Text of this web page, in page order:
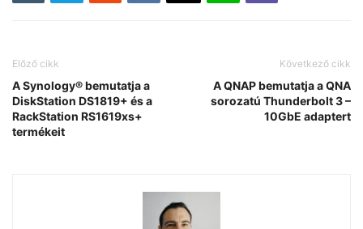
Előző cikk
A Synology® bemutatja a
DiskStation DS1819+ és a
RackStation RS1619xs+
termékeit
Következő cikk
A QNAP bemutatja a QNA
sorozatú Thunderbolt 3 –
10GbE adaptert